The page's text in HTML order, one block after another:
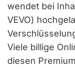
wendet bei
VEVO)
Viele billige
diesen